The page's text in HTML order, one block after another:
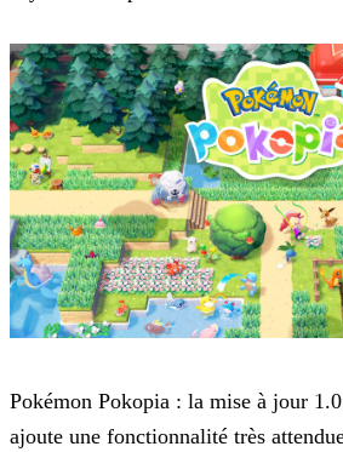
Pokémon Pokopia : la mise à jour
ajoute une fonctionnalité très